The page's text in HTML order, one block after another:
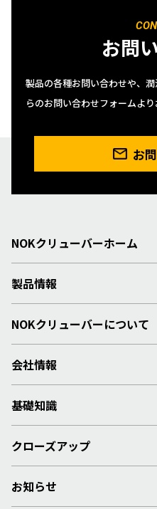
お問
製品の各種お問い合わせや、
らのお問い合わせフォームよ
お
NOKクリューバーホーム
製品情報
NOKクリューバーについて
会社情報
基礎知識
クローズアップ
お知らせ